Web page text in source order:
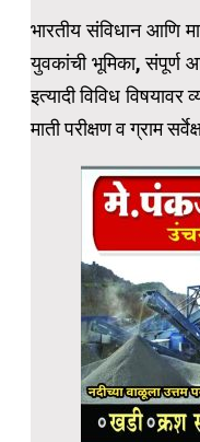
भारतीय संविधान आणि
युवकांची भूमिका, संपूर्ण
इत्यादी विविध विषयावर
माती परीक्षण व ग्राम